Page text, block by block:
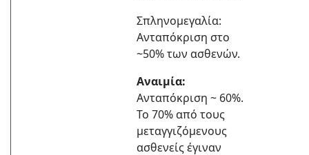
Σπληνομεγαλία:
Ανταπόκριση στο
~50% των ασθενών.
Αναιμία:
Ανταπόκριση ~ 60%.
Το 70% από τους
μεταγγιζόμενους
ασθενείς έγιναν